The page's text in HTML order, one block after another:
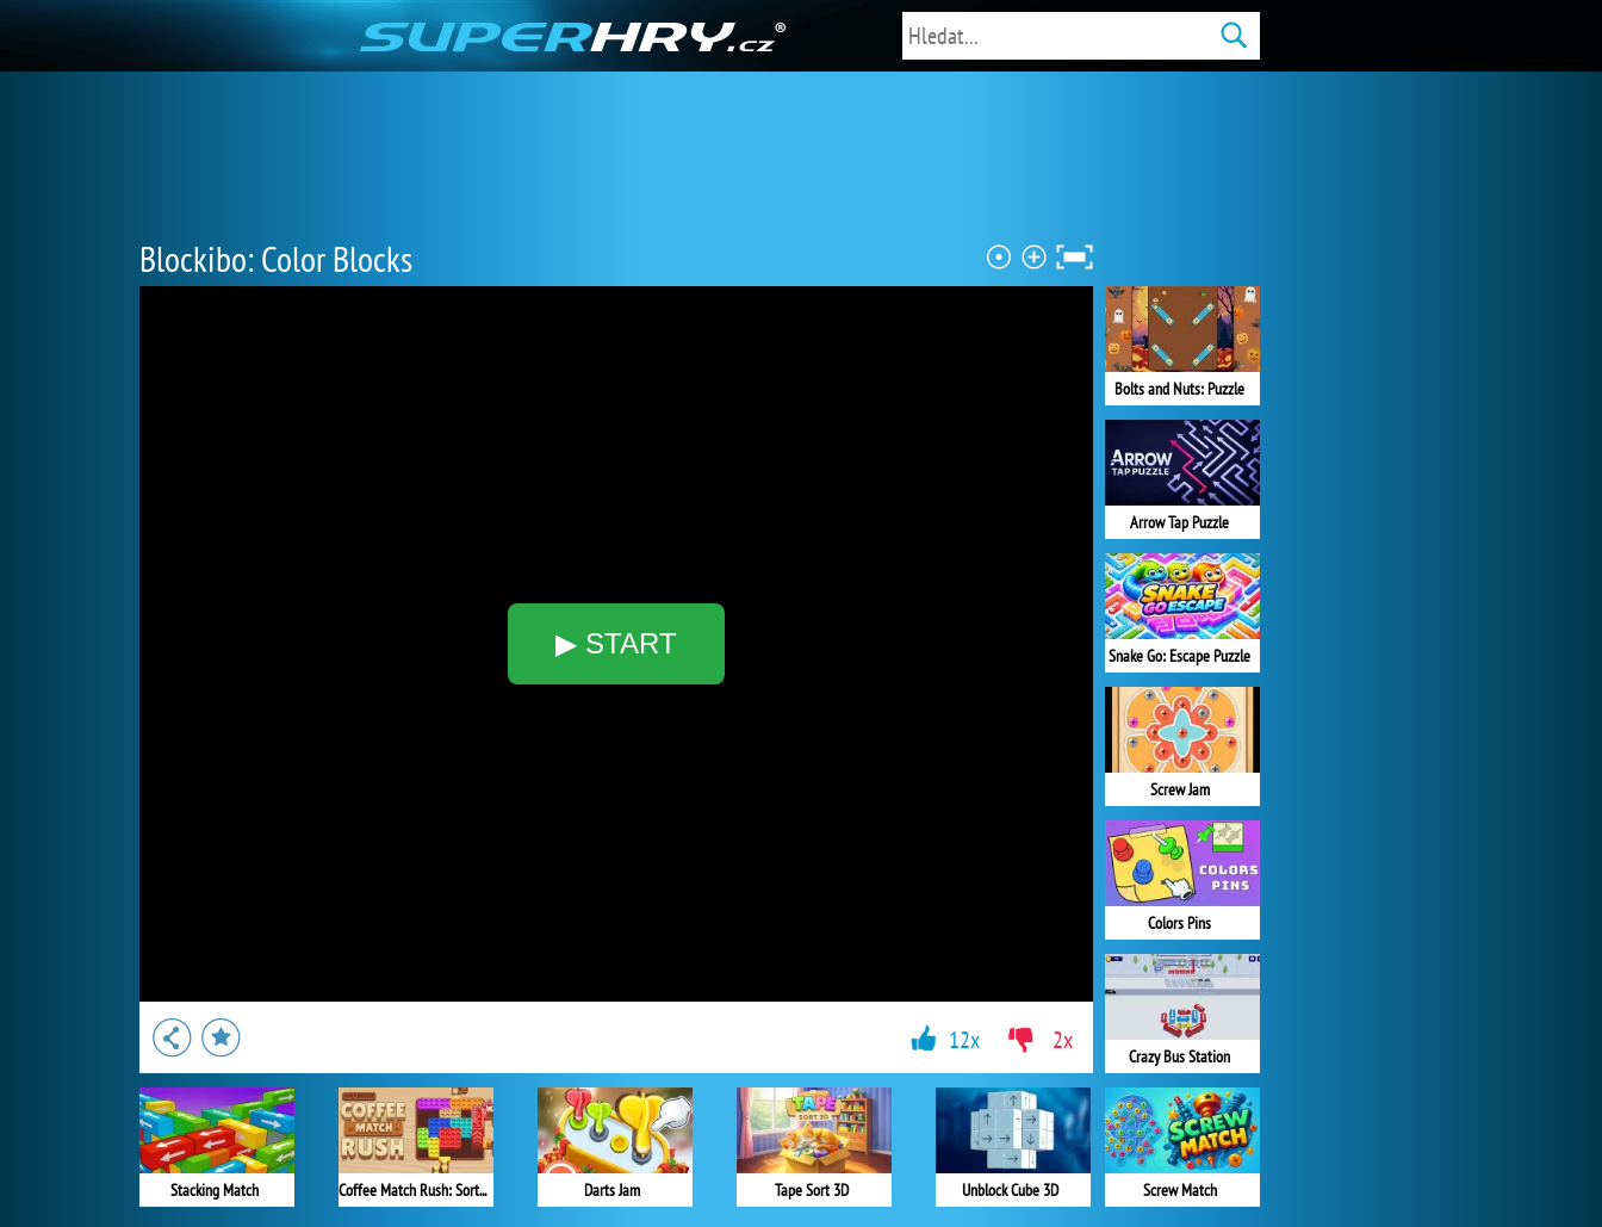
Blockibo: Color Blocks
▶ START
Bolts and Nuts: Puzzle
Arrow Tap Puzzle
Snake Go: Escape Puzzle
Screw Jam
Colors Pins
Crazy Bus Station
Screw Match
Stacking Match Coffee Match Rush: Sort Puzzle Darts Jam Tape Sort 3D Unblock Cube 3D
12x 2x